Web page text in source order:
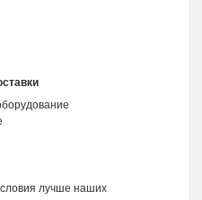
лучше наших